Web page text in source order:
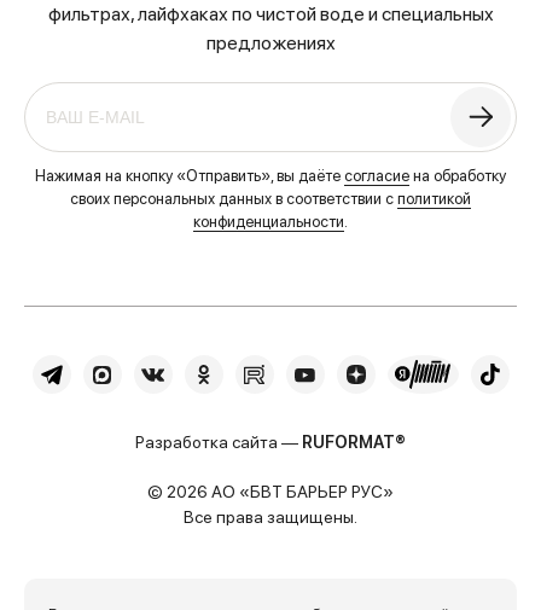
фильтрах, лайфхаках по чистой воде и специальных
предложениях
Нажимая на кнопку «Отправить», вы даёте согласие на обработку
своих персональных данных в соответствии с политикой
конфиденциальности
Разработка сайта — RUFORMAT®
© 2026 АО «БВТ БАРЬЕР РУС»
Все права защищены.